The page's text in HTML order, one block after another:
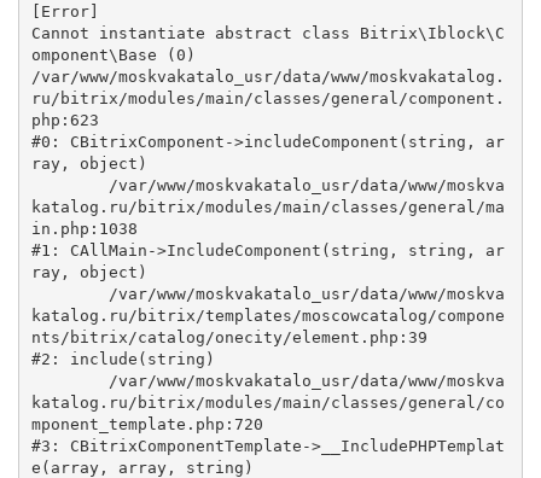
[Error]
Cannot instantiate abstract class Bitrix\Iblock\C
omponent\Base (0)
/var/www/moskvakatalo_usr/data/www/moskvakatalog.
ru/bitrix/modules/main/classes/general/component.
php:623
#0: CBitrixComponent->includeComponent(string, ar
ray, object)
katalog.ru/bitrix/modules/main/classes/general/ma
in.php:1038
#1: CAllMain->IncludeComponent(string, string, ar
ray, object)
katalog.ru/bitrix/templates/moscowcatalog/compone
nts/bitrix/catalog/onecity/element.php:39
#2: include(string)
katalog.ru/bitrix/modules/main/classes/general/co
mponent_template.php:720
#3: CBitrixComponentTemplate->__IncludePHPTemplat
e(array, array, string)